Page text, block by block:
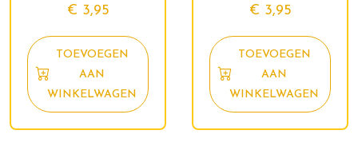
€ 3,95
TOEVOEGEN
AAN
WINKELWAGEN
€ 3,95
TOEVOEGEN
AAN
WINKELWAGEN